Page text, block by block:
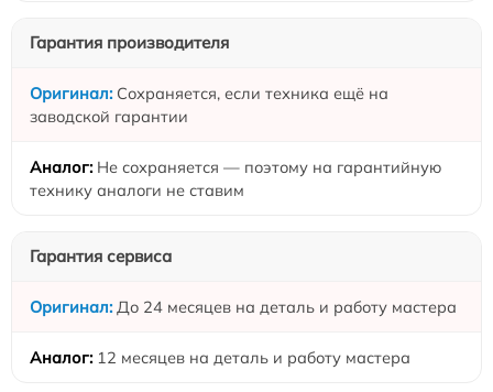
Гарантия производителя
Сохраняется, если техника ещё на
заводской гарантии
Не сохраняется — поэтому на гарантийную
технику аналоги не ставим
Гарантия сервиса
До 24 месяцев на деталь и работу мастера
12 месяцев на деталь и работу мастера